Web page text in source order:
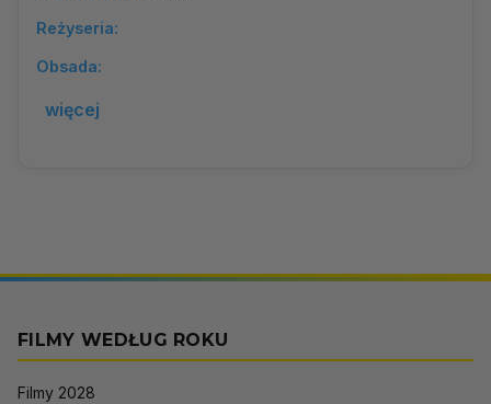
Reżyseria:
Obsada:
więcej
FILMY WEDŁUG ROKU
Filmy 2028